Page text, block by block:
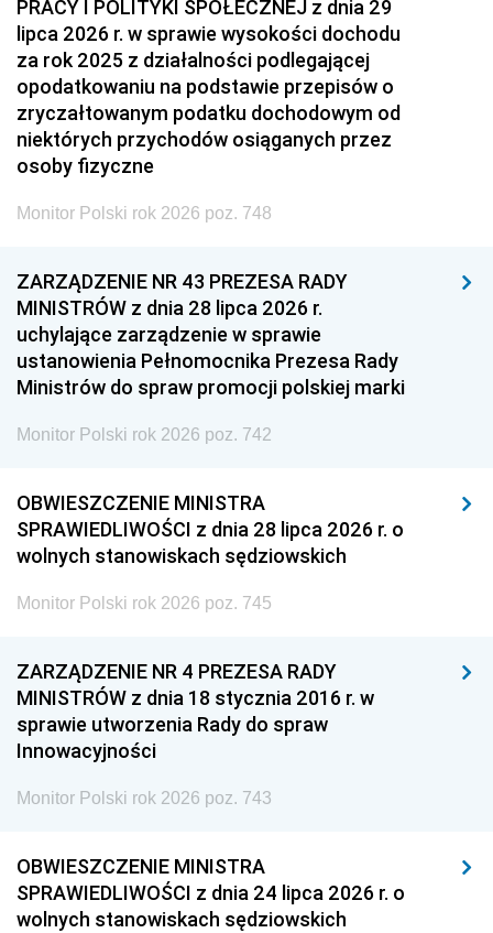
PRACY I POLITYKI SPOŁECZNEJ z dnia 29
lipca 2026 r. w sprawie wysokości dochodu
za rok 2025 z działalności podlegającej
opodatkowaniu na podstawie przepisów o
zryczałtowanym podatku dochodowym od
niektórych przychodów osiąganych przez
osoby fizyczne
Monitor Polski rok 2026 poz. 748
ZARZĄDZENIE NR 43 PREZESA RADY
MINISTRÓW z dnia 28 lipca 2026 r.
uchylające zarządzenie w sprawie
ustanowienia Pełnomocnika Prezesa Rady
Ministrów do spraw promocji polskiej marki
Monitor Polski rok 2026 poz. 742
OBWIESZCZENIE MINISTRA
SPRAWIEDLIWOŚCI z dnia 28 lipca 2026 r. o
wolnych stanowiskach sędziowskich
Monitor Polski rok 2026 poz. 745
ZARZĄDZENIE NR 4 PREZESA RADY
MINISTRÓW z dnia 18 stycznia 2016 r. w
sprawie utworzenia Rady do spraw
Innowacyjności
Monitor Polski rok 2026 poz. 743
OBWIESZCZENIE MINISTRA
SPRAWIEDLIWOŚCI z dnia 24 lipca 2026 r. o
wolnych stanowiskach sędziowskich